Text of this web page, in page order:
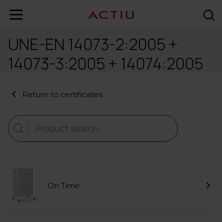
UNE-EN 14073-2:2005 +
14073-3:2005 + 14074:2005
Return to certificates
On Time